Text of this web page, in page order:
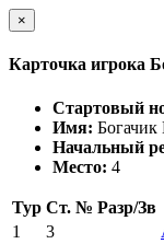
×
Карточка игрока
Стартовый
Имя:
Начальный
Место: 4
Тур Ст. № Разр/Зв
1
3